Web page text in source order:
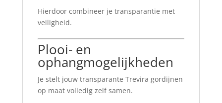
Hierdoor combineer je transparantie met
veiligheid.
Plooi- en
ophangmogelijkheden
Je stelt jouw transparante Trevira gordijnen
op maat volledig zelf samen.